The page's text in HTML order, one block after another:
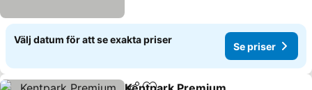
Välj datum för att se exakta priser
Se priser